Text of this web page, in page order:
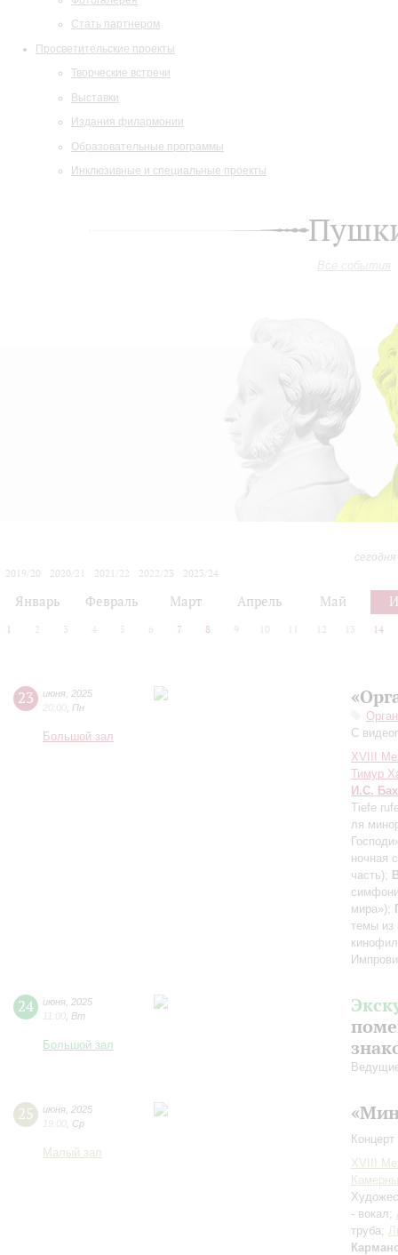
Стать партнером
Просветительские проекты
Творческие встречи
Выставки
Издания филармонии
Образовательные программы
Инклюзивные и специальные проекты
Все события
2019/20
2020/21 2021/22 2022/23
2023/24
Январь Февраль Март Апрель Май
1 2 3 4 5 6 7 8 9 10 12 13 14
23 июня 2025
20:00 Пн
Большой зал
С
XVIII
Тимур
И.С. Бах
Tiefe
ля
ночная
часть);
мира»);
темы из
24 июня 2025
11:00 Вт
Большой зал
25 июня 2025
19:00 Ср
Малый зал
XVIII
- вокал;
труба;